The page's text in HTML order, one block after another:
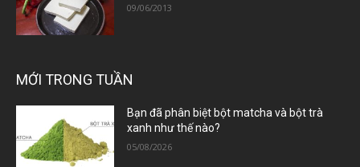
09/06/2013
MỚI TRONG TUẦN
Bạn đã phân biệt bột matcha và bột trà
xanh như thế nào?
05/08/2026